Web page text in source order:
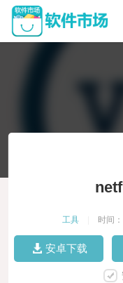
工具 时间
安卓下载